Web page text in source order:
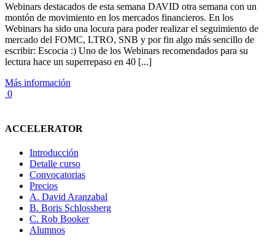
Webinars destacados de esta semana DAVID otra semana con un
montón de movimiento en los mercados financieros. En los
Webinars ha sido una locura para poder realizar el seguimiento de
mercado del FOMC, LTRO, SNB y por fin algo más sencillo de
escribir: Escocia :) Uno de los Webinars recomendados para su
lectura hace un superrepaso en 40 [...]
Más información
0
ACCELERATOR
Introducción
Detalle curso
Convocatorias
Precios
A. David Aranzabal
B. Boris Schlossberg
C. Rob Booker
Alumnos